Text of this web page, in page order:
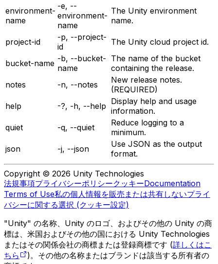
environment-
name
-e, --
environment-
name
The Unity environment
name.
project-id
-p, --project-
id
The Unity cloud project id.
bucket-name -b, --bucket-
name
The name of the bucket
containing the release.
notes
-n, --notes
New release notes.
(REQUIRED)
help
-?, -h, --help Display help and usage
information.
quiet
-q, --quiet
Reduce logging to a
minimum.
json
-j, --json
Use JSON as the output
format.
Copyright © 2026 Unity Technologies
法規事項プライバシーポリシークッキーDocumentation
Terms of Use私の個人情報を販売または共有しないプライ
バシーに関する選択 (クッキー設定)
"Unity" の名称、Unity のロゴ、およびその他の Unity の商
標は、米国およびその他の国における Unity Technologies
またはその関係会社の商標または登録商標です (詳しくはこ
ちら
)。その他の名称またはブランドは該当する所有者の